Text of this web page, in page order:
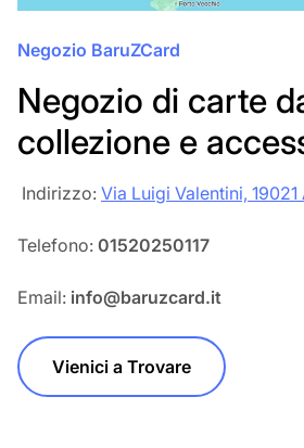
Negozio BaruZCard
Negozio di carte
collezione e
‎‎ Indirizzo: Via Luigi Valentini, 19021
Telefono: 01520250117
Email: info@baruzcard.it
Vienici a Trovare